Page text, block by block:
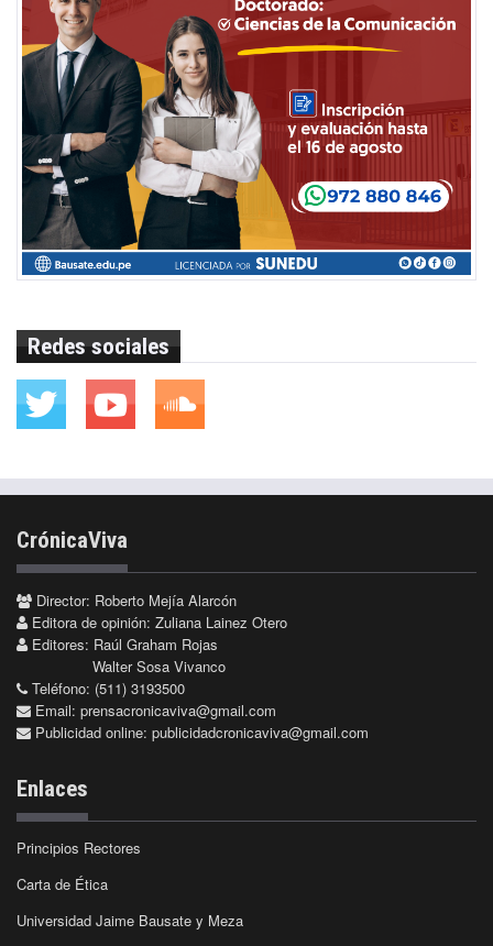
Redes sociales
CrónicaViva
Director: Roberto Mejía Alarcón
Editora de opinión: Zuliana Lainez Otero
Editores: Raúl Graham Rojas
Walter Sosa Vivanco
Teléfono: (511) 3193500
Email: prensacronicaviva@gmail.com
Publicidad online: publicidadcronicaviva@gmail.com
Enlaces
Principios Rectores
Carta de Ética
Universidad Jaime Bausate y Meza